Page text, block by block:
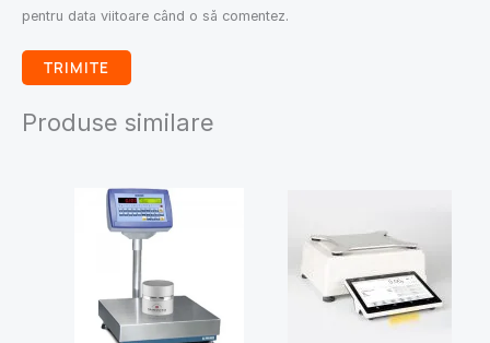
pentru data viitoare când o să comentez.
Produse similare